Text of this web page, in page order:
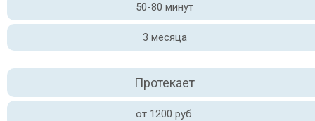
50-80 минут
3 месяца
Протекает
от 1200 руб.